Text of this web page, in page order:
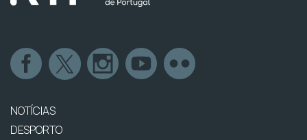
NOTÍCIAS
DESPORTO